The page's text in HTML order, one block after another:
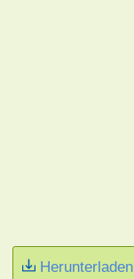
Herunterladen